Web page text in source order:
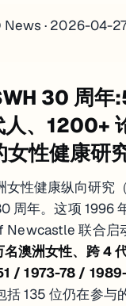
News · 2026-04-
30 周年
、1200+
女性健康研
女性健康纵向研究
周年。这项 1996
Newcastle 联合启
名澳洲女性、跨 4
/ 1973-78 /
括 135 位仍在参与